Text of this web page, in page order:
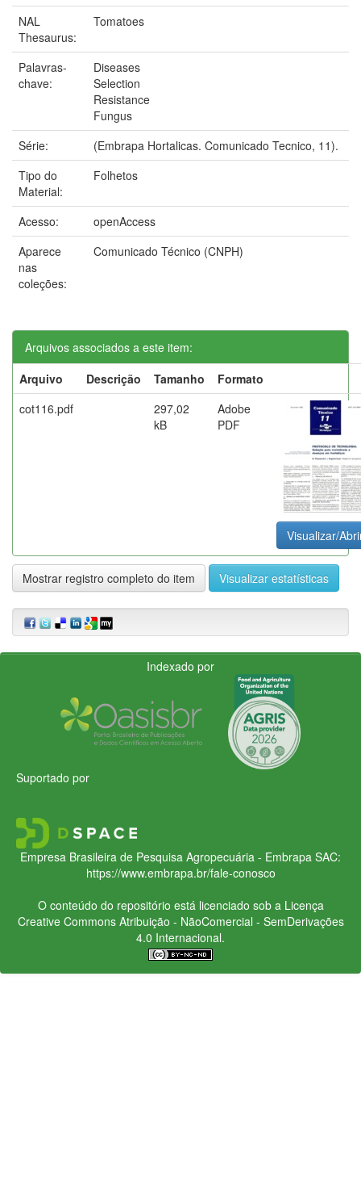
NAL
Thesaurus:
Tomatoes
Palavras-
chave:
Diseases
Selection
Resistance
Fungus
Série:
(Embrapa Hortalicas. Comunicado Tecnico, 11).
Tipo do
Material:
Folhetos
Acesso:
openAccess
Aparece
nas
coleções:
Comunicado Técnico (CNPH)
Arquivos associados a este item:
Arquivo
Descrição Tamanho
Formato
cot116.pdf
297,02
kB
Adobe
PDF
Visualizar/
Mostrar registro completo do item Visualizar estatísticas
Indexado por
Suportado por
Empresa Brasileira de Pesquisa Agropecuária - Embrapa SAC:
https://www.embrapa.br/fale-conosco
O conteúdo do repositório está licenciado sob a Licença
Creative CommonsAtribuição - NãoComercial - SemDerivações
4.0 Internacional.